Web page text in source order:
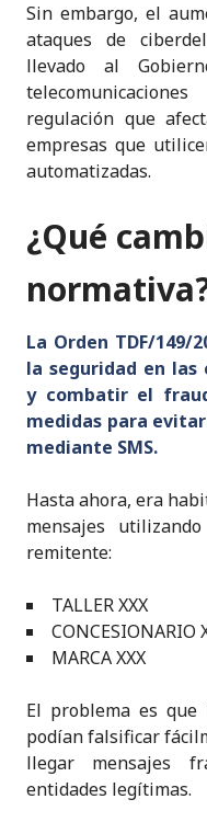
Sin embargo, el
ataques de
llevado al
regulación que
empresas que
automatizadas.
¿Qué
La Orden TDF/149/
la seguridad en las
y combatir el
medidas para
mediante SMS.
Hasta ahora, era
mensajes
remitente:
TALLER XXX
CONCESIONARIO
MARCA XXX
El problema es que
podían falsificar
llegar mensajes
entidades legítimas.